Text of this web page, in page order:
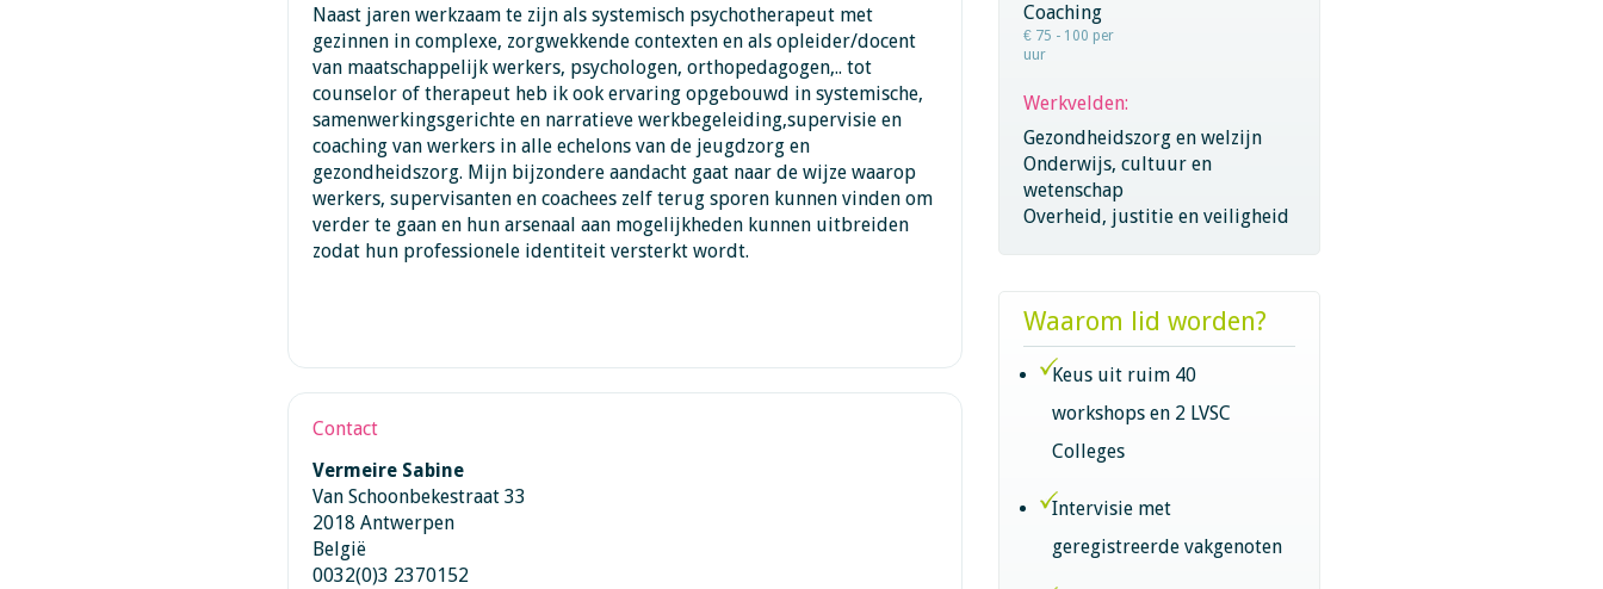
Naast jaren werkzaam te zijn als systemisch psychotherapeut met
gezinnen in complexe, zorgwekkende contexten en als opleider/docent
van maatschappelijk werkers, psychologen, orthopedagogen,.. tot
counselor of therapeut heb ik ook ervaring opgebouwd in systemische,
samenwerkingsgerichte en narratieve werkbegeleiding,supervisie en
coaching van werkers in alle echelons van de jeugdzorg en
gezondheidszorg. Mijn bijzondere aandacht gaat naar de wijze waarop
werkers, supervisanten en coachees zelf terug sporen kunnen vinden om
verder te gaan en hun arsenaal aan mogelijkheden kunnen uitbreiden
zodat hun professionele identiteit versterkt wordt.
Contact
Vermeire Sabine
Van Schoonbekestraat 33
2018 Antwerpen
België
0032(0)3 2370152
Coaching
€ 75 - 100 per
uur
Werkvelden:
Gezondheidszorg en welzijn
Onderwijs, cultuur en
wetenschap
Overheid, justitie en veiligheid
Waarom lid worden?
Keus uit ruim 40
workshops en 2 LVSC
Colleges
Intervisie met
geregistreerde vakgenoten